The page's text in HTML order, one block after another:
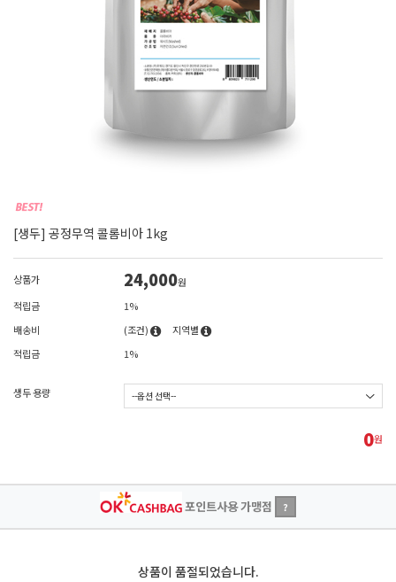
[생두] 공정무역 콜롬비아 1kg
상품가 24,000원
적립금
1%
배송비
(조건)
지역별
적립금
1%
생두 용량
0원
포인트사용 가맹점 ?
상품이 품절되었습니다.